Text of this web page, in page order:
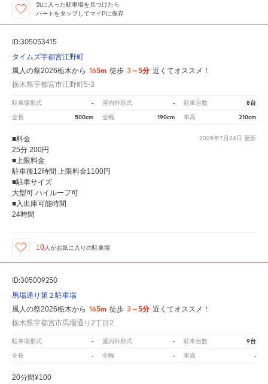
気に入った駐車場を見つけたら
ハートをタップしてマイPに保存
ID:305053415
タイムズ宇都宮江野町
風人の祭2026栃木から 165m 徒歩 3～5分 近くてオススメ！
栃木県宇都宮市江野町5-3
駐車場形式 - 屋内外形式 - 駐車台数 8台
全長 500cm 全幅 190cm 車高 210cm
2026年7月24日 更新
■料金
25分 200円
■上限料金
駐車後12時間 上限料金1100円
■駐車サイズ
大型可 ハイルーフ可
■入出庫可能時間
24時間
10 人がお気に入りの駐車場
ID:305009250
馬場通り第２駐車場
風人の祭2026栃木から 165m 徒歩 3～5分 近くてオススメ！
栃木県宇都宮市馬場通り2丁目2
駐車場形式 - 屋内外形式 - 駐車台数 9台
全長 - 全幅 - 車高 -
20分間¥100